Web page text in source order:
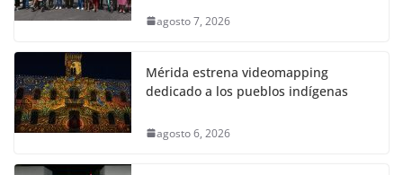
agosto 7, 2026
Mérida estrena videomapping
dedicado a los pueblos indígenas
agosto 6, 2026